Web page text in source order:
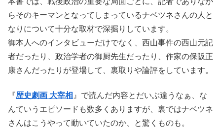
らそのキーマンとなってしまっているナベツネさんの人と
なりについて十分な取材で深掘りしています。
御本人へのインタビューだけでなく、西山事件の西山元記
者だったり、政治学者の御厨先生だったり、作家の保阪正
康さんだったりが登場して、裏取りや論評をしています。
『歴史劇画 大宰相 』で読んだ内容とだいぶ違うなぁ、な
んていうエピソードも数多くありますが、裏ではナベツネ
さんはこうやって動いていたのか、と驚くものも。